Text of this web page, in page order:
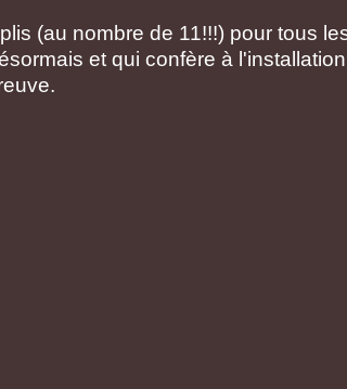
(au nombre de 11!!!) pour tous
et qui confère à